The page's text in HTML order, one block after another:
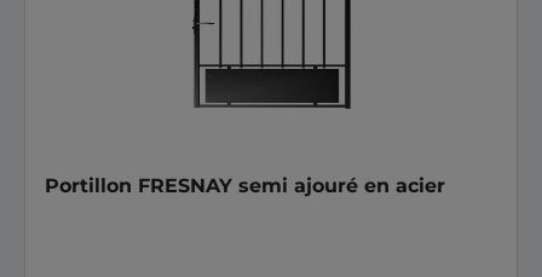
Portillon FRESNAY semi ajouré en acier